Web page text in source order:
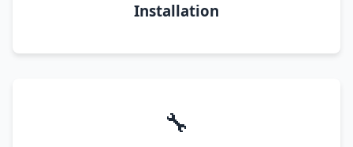
Installation
🔧